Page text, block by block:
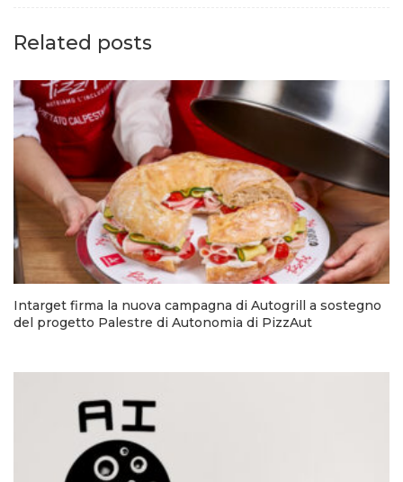
Related posts
Intarget firma la nuova campagna di Autogrill a sostegno
del progetto Palestre di Autonomia di PizzAut